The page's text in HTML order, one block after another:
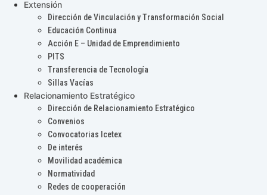
Extensión
Dirección de Vinculación y Transformación Social
Educación Continua
Acción E – Unidad de Emprendimiento
PITS
Transferencia de Tecnología
Sillas Vacías
Relacionamiento Estratégico
Dirección de Relacionamiento Estratégico
Convenios
Convocatorias Icetex
De interés
Movilidad académica
Normatividad
Redes de cooperación